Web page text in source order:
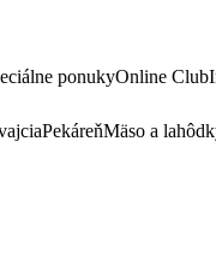
ponukyOnline Club
PekáreňMäso a